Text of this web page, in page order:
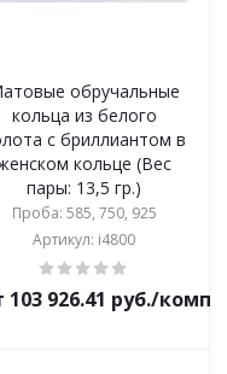
обручальные
кольца из белого
с бриллиантом в
кольце (Вес
пары: 13,5 гр.)
Проба: 585, 750, 925
Артикул: i4800
103 926.41 руб./